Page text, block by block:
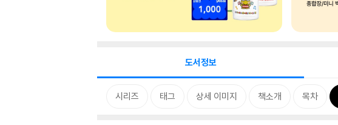
도서정보
시리즈 태그 상세 이미지 책소개 목차